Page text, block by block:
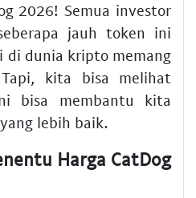
2026! Semua investor
jauh token ini
di dunia kripto memang
kita bisa melihat
bisa membantu kita
lebih baik.
Harga CatDog